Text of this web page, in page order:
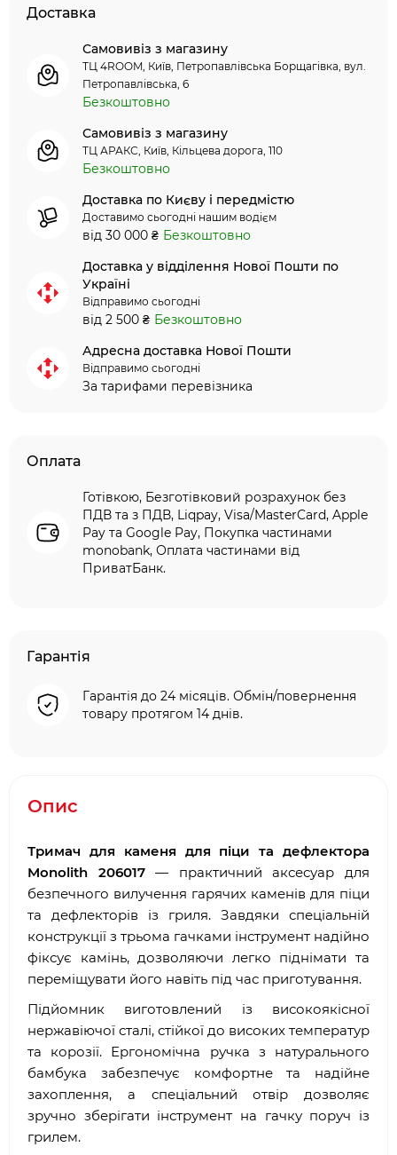
Доставка
Самовивіз з магазину
ТЦ 4ROOM, Київ, Петропавлівська Борщагівка, вул.
Петропавлівська, 6
Безкоштовно
Самовивіз з магазину
ТЦ АРАКС, Київ, Кільцева дорога, 110
Безкоштовно
Доставка по Києву і передмістю
Доставимо сьогодні нашим водієм
від 30 000 ₴ Безкоштовно
Доставка у відділення Нової Пошти по
Україні
Відправимо сьогодні
від 2 500 ₴ Безкоштовно
Адресна доставка Нової Пошти
Відправимо сьогодні
За тарифами перевізника
Оплата
Готівкою, Безготівковий розрахунок без
ПДВ та з ПДВ, Liqpay, Visa/MasterCard, Apple
Pay та Google Pay, Покупка частинами
monobank, Оплата частинами від
ПриватБанк.
Гарантія
Гарантія до 24 місяців. Обмін/повернення
товару протягом 14 днів.
Опис
Тримач для каменя для піци та дефлектора
Monolith 206017— практичний аксесуар для
безпечного вилучення гарячих каменів для піци
та дефлекторів із гриля. Завдяки спеціальній
конструкції з трьома гачками інструмент надійно
фіксує камінь, дозволяючи легко піднімати та
переміщувати його навіть під час приготування.
Підйомник виготовлений із високоякісної
нержавіючої сталі, стійкої до високих температур
та корозії. Ергономічна ручка з натурального
бамбука забезпечує комфортне та надійне
захоплення, а спеціальний отвір дозволяє
зручно зберігати інструмент на гачку поруч із
грилем.